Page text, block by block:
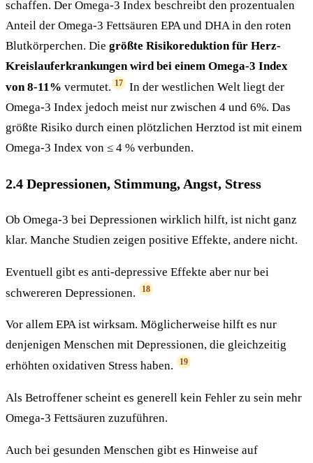
schaffen. Der Omega-3 Index beschreibt den prozentualen
Anteil der Omega-3 Fettsäuren EPA und DHA in den roten
Blutkörperchen. Die größte Risikoreduktion für Herz-
Kreislauferkrankungen wird bei einem Omega-3 Index
von 8-11% vermutet. 17
In der westlichen Welt liegt der
Omega-3 Index jedoch meist nur zwischen 4 und 6%. Das
größte Risiko durch einen plötzlichen Herztod ist mit einem
Omega-3 Index von ≤ 4 % verbunden.
2.4 Depressionen, Stimmung, Angst, Stress
Ob Omega-3 bei Depressionen wirklich hilft, ist nicht ganz
klar. Manche Studien zeigen positive Effekte, andere nicht.
Eventuell gibt es anti-depressive Effekte aber nur bei
schwereren Depressionen.
18
Vor allem EPA ist wirksam. Möglicherweise hilft es nur
denjenigen Menschen mit Depressionen, die gleichzeitig
erhöhten oxidativen Stress haben.
19
Als Betroffener scheint es generell kein Fehler zu sein mehr
Omega-3 Fettsäuren zuzuführen.
Auch bei gesunden Menschen gibt es Hinweise auf